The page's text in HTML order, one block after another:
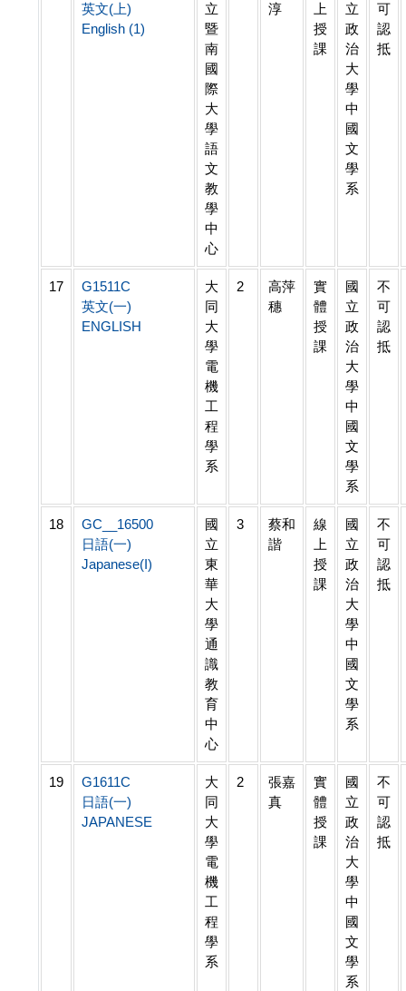
英文(上)
English (1)
立
暨
南
國
際
大
學
語
文
教
學
中
心
淳
上
授
課
立
政
治
大
學
中
國
文
學
系
可
認
抵
17
G1511C
英文(一)
ENGLISH
大
同
大
學
電
機
工
程
學
系
2
高萍
穗
實
體
授
課
國
立
政
治
大
學
中
國
文
學
系
不
可
認
抵
18
GC__16500
日語(一)
Japanese(I)
國
立
東
華
大
學
通
識
教
育
中
心
3
蔡和
諧
線
上
授
課
國
立
政
治
大
學
中
國
文
學
系
不
可
認
抵
19
G1611C
日語(一)
JAPANESE
大
同
大
學
電
機
工
程
學
系
2
張嘉
真
實
體
授
課
國
立
政
治
大
學
中
國
文
學
系
不
可
認
抵